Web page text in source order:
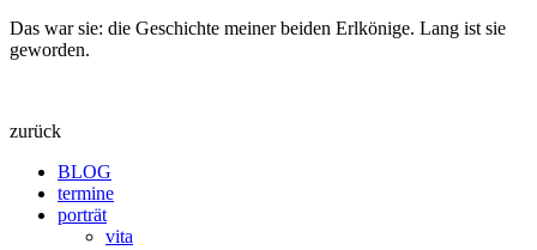
Das war sie: die Geschichte meiner beiden Erlkönige. Lang ist sie
geworden.
zurück
BLOG
termine
porträt
vita